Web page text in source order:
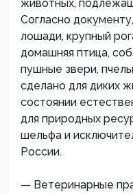
животных,
Согласно
лошади, крупный
домашняя птица,
пушные звери,
сделано для диких
состоянии
для природных
шельфа и
России.
— Ветеринарные